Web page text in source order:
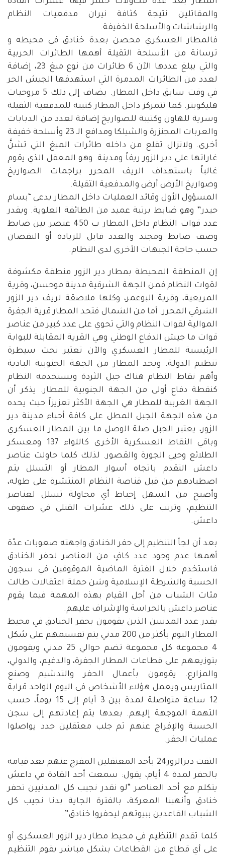
والمقاتلين نتيجة كثافة نيران مدفعيات النظام
والرشاشات والأسلحة الخفيفة.
فالمطار العسكري محصن بعدة خنادق في محيطه و
ترسانة من الأسلحة الثقيلة أهمها الطائرات الحربية
والتي يبلغ عددها الآن 6 طائرات من نوع ميغ 23، إضافة
لعدد من الطائرات المدمرة التي استهدفها الجيش الحر
في وقت سابق داخل المطار. يضاف إلى ذلك 5 مروحيات
هليكوبتر. كما تتمركز داخل المطار كتيبة للمدفعية الثقيلة
وسرية للهاون وكتيبة للصواريخ إضافة لعدد من الدبابات
والعربات المجنزرة والشيلكا ومدافع الـ 23 وأسلحة خفيفة
أخرى. ولاتزال تقلع من داخله طائرات الميغ التي تشنَّ
غاراتها على دير الزور ريفاً ومدينة. وهو المعقل الذي يقوم
غالباً باستهداف الريف المحرر براجمات الصواريخ
وصواريخ الأرض أرض والمدفعية الثقيلة.
المسؤول الأول وقائد العمليات داخل المطار يدعى “بسام
حيدر” وهو ضابط برتبة عميد من الطائفة العلوية. ويقدر
عدد قوات النظام داخل المطار ب 450 عنصر بين ضابط
وصف ضابط ومجند والعدد قابل للزيادة أو النقصان
حسب حاجة الجبهات الأخرى لدى النظام.
إن المنطقة المحيطة بمطار دير الزور منطقة مكشوفة
لقوات النظام فمن الجهة الشرقية مدينة موحسن، وقرية
المريعية، وقرية البوعمر، وكلها ملاصقة لريف دير الزور
الشرقي المحرر. أما من الشمال فتحد المطار قرية الجفرة
الموالية لقوات النظام والتي تحوي على عدد كبير من عناصر
قوات ما جيش الدفاع الوطني وهي القرية المقابلة للبوابة
الرئيسية للمطار العسكري والآن تعتبر تحت سيطرة
تنظيم الدولة. ويحد المطار من الجهة الجنوبية البادية
وأهم نقاط النظام هناك جبل الثردة ويستخدمه النظام
كنقطة دفاع أولى من الجهة الجنوبية للمطار. يذكر أن
الجهة الغربية للمطار هي الجهة الأكثر تعزيزاً حيث يحده
من هذه الجهة الجبل المطل على كافة أحياء مدينة دير
الزور، يعتبر الجبل صلة الوصل ما بين المطار العسكري
وباقي النقاط العسكرية الأخرى كاللواء 137 ومعسكر
الطلائع وحيي الجورة والقصور. لذلك كلما حاولت عناصر
داعش التقدم باتجاه أسوار المطار أو التسلل يتم
اصطيادهم من قبل قناصة النظام المنتشرة على طوله،
وأصبح من السهل إحباط أي محاولة تسلل لعناصر
التنظيم، وترتب على ذلك عشرات القتلى في صفوف
داعش.
بعد أن لجأ التنظيم إلى حفر الخنادق واجهته صعوبات عدّة
أهمها عدم وجود عدد كافٍ من العناصر لحفر الخنادق
فاستخدم خلال الفترة الماضية الموقوفين في سجون
الحسبة والشرطة الإسلامية وشن حملة اعتقالات طالت
مئات الشباب من أجل القيام بهذه المهمة فيما يقوم
عناصر داعش بالحراسة والإشراف عليهم.
يقدر عدد المدنيين الذين يقومون بحفر الخنادق في محيط
المطار اليوم بأكثر من 200 مدني يتم تقسيمهم على شكل
4 مجموعة كل مجموعة تضم حوالي 25 مدني ويقومون
بتوزيعهم على قطاعات المطار الجفرة، والدغيم، والدولي،
والمزارع. يقومون بأعمال الحفر والتدشيم وصنع
المتاريس ويعمل هؤلاء الأشخاص في اليوم الواحد قرابة
12 ساعة متواصلة لمدة بين 3 أيام إلى 15 يوماً، حسب
التهمة الموجهة إليهم. بعدها يتم إعادتهم إلى سجن
الحسبة والإفراج عنهم ثم جلب معتقلين جدد يواصلوا
عمليات الحفر.
التقت ديرالزور24 بأحد المعتقلين المفرج عنهم بعد قيامه
بالحفر لمدة 4 أيام، يقول: سمعت أحد القادة في داعش
يتكلم مع أحد العناصر “لو نقدر نجيب كل المدنيين تحفر
خنادق وأنهينا المعركة، بالفترة الجاية بدنا نجيب كل
الشباب القاعدين ببيوتهم ليحفروا خنادق”.
كلما تقدم التنظيم في محيط مطار دير الزور العسكري أو
على أي قطاع من القطاعات بشكل مباشر يقوم التنظيم